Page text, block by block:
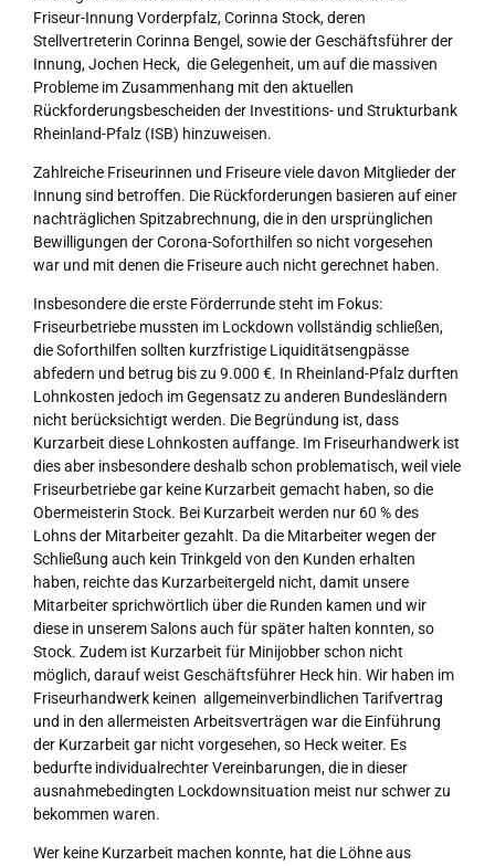
Friseur-Innung Vorderpfalz, Corinna Stock, deren
Stellvertreterin Corinna Bengel, sowie der Geschäftsführer der
Innung, Jochen Heck, die Gelegenheit, um auf die massiven
Probleme im Zusammenhang mit den aktuellen
Rückforderungsbescheiden der Investitions- und Strukturbank
Rheinland-Pfalz (ISB) hinzuweisen.
Zahlreiche Friseurinnen und Friseure viele davon Mitglieder der
Innung sind betroffen. Die Rückforderungen basieren auf einer
nachträglichen Spitzabrechnung, die in den ursprünglichen
Bewilligungen der Corona-Soforthilfen so nicht vorgesehen
war und mit denen die Friseure auch nicht gerechnet haben.
Insbesondere die erste Förderrunde steht im Fokus:
Friseurbetriebe mussten im Lockdown vollständig schließen,
die Soforthilfen sollten kurzfristige Liquiditätsengpässe
abfedern und betrug bis zu 9.000 €. In Rheinland-Pfalz durften
Lohnkosten jedoch im Gegensatz zu anderen Bundesländern
nicht berücksichtigt werden. Die Begründung ist, dass
Kurzarbeit diese Lohnkosten auffange. Im Friseurhandwerk ist
dies aber insbesondere deshalb schon problematisch, weil viele
Friseurbetriebe gar keine Kurzarbeit gemacht haben, so die
Obermeisterin Stock. Bei Kurzarbeit werden nur 60 % des
Lohns der Mitarbeiter gezahlt. Da die Mitarbeiter wegen der
Schließung auch kein Trinkgeld von den Kunden erhalten
haben, reichte das Kurzarbeitergeld nicht, damit unsere
Mitarbeiter sprichwörtlich über die Runden kamen und wir
diese in unserem Salons auch für später halten konnten, so
Stock. Zudem ist Kurzarbeit für Minijobber schon nicht
möglich, darauf weist Geschäftsführer Heck hin. Wir haben im
Friseurhandwerk keinen allgemeinverbindlichen Tarifvertrag
und in den allermeisten Arbeitsverträgen war die Einführung
der Kurzarbeit gar nicht vorgesehen, so Heck weiter. Es
bedurfte individualrechter Vereinbarungen, die in dieser
ausnahmebedingten Lockdownsituation meist nur schwer zu
bekommen waren.
Wer keine Kurzarbeit machen konnte, hat die Löhne aus